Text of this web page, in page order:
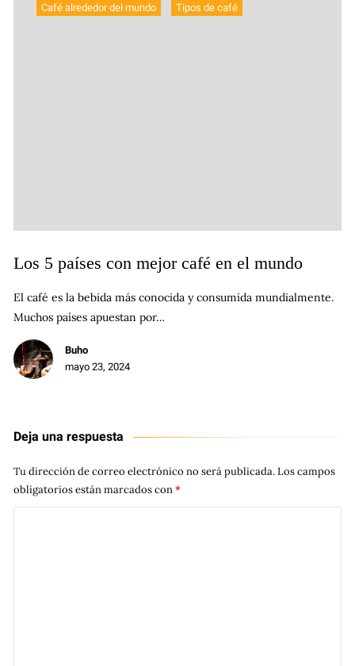
Café alrededor del mundo
Tipos de café
Los 5 países con mejor café en el mundo
El café es la bebida más conocida y consumida mundialmente.
Muchos países apuestan por…
Buho
mayo 23, 2024
Deja una respuesta
Tu dirección de correo electrónico no será publicada.Los campos
obligatorios están marcados con*